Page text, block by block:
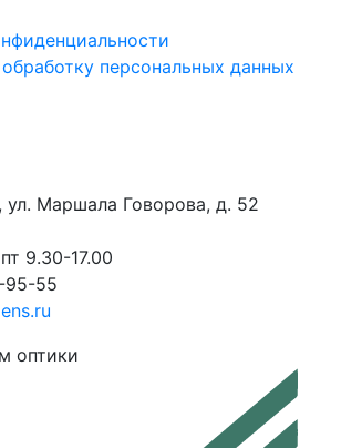
персональных данных
ул. Маршала Говорова, д. 52
9.30-17.00
95-55
оптики